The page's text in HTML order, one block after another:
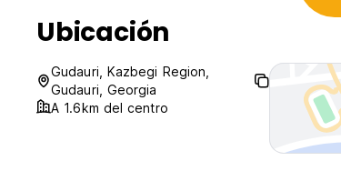
Ubicación
Gudauri, Kazbegi Region,
Gudauri, Georgia
A 1.6km del centro